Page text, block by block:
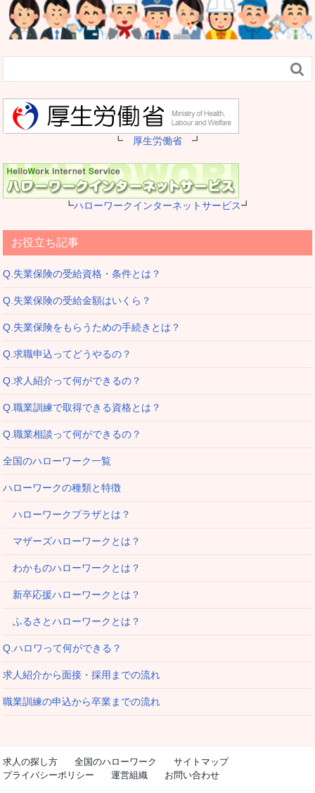

┗ 厚生労働省 ┛
┗ハローワークインターネットサービス┛
お役立ち記事
Q.失業保険の受給資格・条件とは？
Q.失業保険の受給金額はいくら？
Q.失業保険をもらうための手続きとは？
Q.求職申込ってどうやるの？
Q.求人紹介って何ができるの？
Q.職業訓練で取得できる資格とは？
Q.職業相談って何ができるの？
全国のハローワーク一覧
ハローワークの種類と特徴
ハローワークプラザとは？
マザーズハローワークとは？
わかものハローワークとは？
新卒応援ハローワークとは？
ふるさとハローワークとは？
Q.ハロワって何ができる？
求人紹介から面接・採用までの流れ
職業訓練の申込から卒業までの流れ
求人の探し方 全国のハローワーク
サイトマップ
プライバシーポリシー
運営組織 お問い合わせ